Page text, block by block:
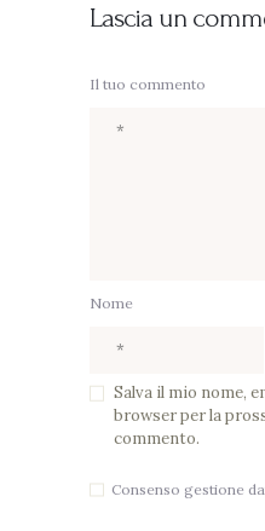
Lascia un
Il tuo commento
Nome
Salva il mio nome,
browser per la
commento.
Consenso gestione